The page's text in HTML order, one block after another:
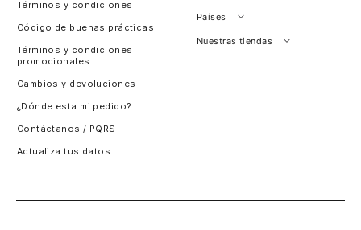
Términos y condiciones
Código de buenas prácticas
Términos y condiciones
promocionales
Cambios y devoluciones
¿Dónde esta mi pedido?
Contáctanos / PQRS
Actualiza tus datos
Países
Perú
Nuestras tiendas